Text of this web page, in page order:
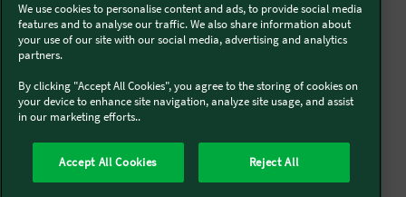
Vorwerk Italia s.a.s. di Vorwerk Management s.r.l.
C.F. e P.Iva 00793630153
Chi siamo
Informativa Privacy & Cookies
Licenza dati ai sensi del Regolamento UE-2023/2854
Condizioni Generali di Vendita
Segnalazioni (whistleblowing)
Dichiarazione di Accessibilità
We use cookies to personalise content and ads, to provide social media
features and to analyse our traffic. We also share information about
your use of our site with our social media, advertising and analytics
partners.
By clicking "Accept All Cookies", you agree to the storing of cookies on
your device to enhance site navigation, analyze site usage, and assist
in our marketing efforts..
Accept All Cookies Reject All